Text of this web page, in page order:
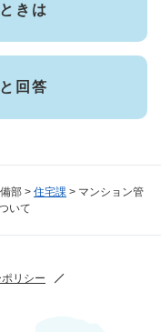
部 > 住宅課 > マンション管
いて
きは
回答
リシー